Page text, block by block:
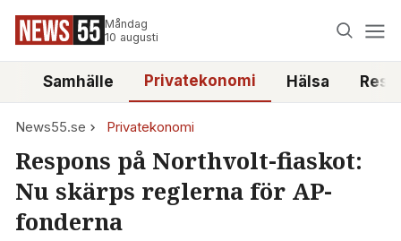
Måndag
10 augusti
Samhälle Privatekonomi Hälsa
News55.se Privatekonomi
Respons på Northvolt-fiaskot:
Nu skärps reglerna för AP-
fonderna